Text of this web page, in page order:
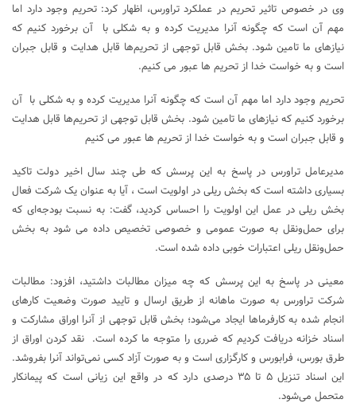
وی در خصوص تاثیر تحریم در عملکرد تراورس، اظهار کرد: تحریم وجود دارد اما
مهم آن است که چگونه آنرا مدیریت کرده و به شکلی با آن برخورد کنیم که
نیازهای ما تامین شود. بخش قابل توجهی از تحریم‌ها قابل هدایت و قابل جبران
است و به خواست خدا از تحریم ها عبور می کنیم.
تحریم وجود دارد اما مهم آن است که چگونه آنرا مدیریت کرده و به شکلی با آن
برخورد کنیم که نیازهای ما تامین شود. بخش قابل توجهی از تحریم‌ها قابل هدایت
و قابل جبران است و به خواست خدا از تحریم ها عبور می کنیم
مدیرعامل تراورس در پاسخ به این پرسش که طی چند سال اخیر دولت تاکید
بسیاری داشته است که بخش ریلی در اولویت است ، آیا به عنوان یک شرکت فعال
بخش ریلی در عمل این اولویت را احساس کردید، گفت: به نسبت بودجه‌ای که
برای حمل‌ونقل به صورت عمومی و خصوصی تخصیص داده می شود به بخش
حمل‌ونقل ریلی اعتبارات خوبی داده شده است.
معینی در پاسخ به این پرسش که چه میزان مطالبات داشتید، افزود: مطالبات
شرکت تراورس به صورت ماهانه از طریق ارسال و تایید صورت وضعیت کارهای
انجام شده به کارفرماها ایجاد می‌شود؛ بخش قابل توجهی از آنرا اوراق مشارکت و
اسناد خزانه دریافت کردیم که ضرری را متوجه ما کرده است. نقد کردن اوراق از
طرق بورس، فرابورس و کارگزاری است و به صورت آزاد کسی نمی‌تواند آنرا بفروشد.
این اسناد تنزیل ۵ تا ۳۵ درصدی دارد که در واقع این زیانی است که پیمانکار
متحمل می‌شود.